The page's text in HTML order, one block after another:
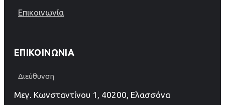
Επικοινωνία
ΕΠΙΚΟΙΝΩΝΊΑ
Διεύθυνση
Μεγ. Κωνσταντίνου 1, 40200, Ελασσόνα